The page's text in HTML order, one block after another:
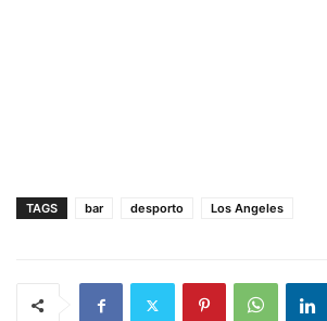
TAGS bar desporto Los Angeles